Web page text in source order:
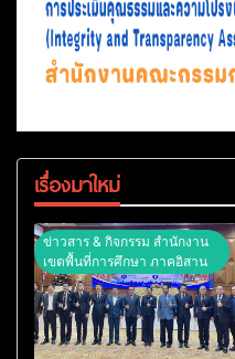
เรื่องมาใหม่
ข่าวสาร & กิจกรรม สำนักงาน
เขตพื้นที่การศึกษา ภาคอิสาน